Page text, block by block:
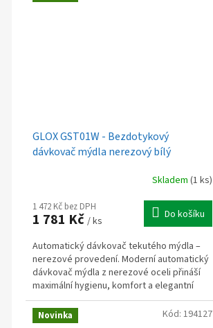
GLOX GST01W - Bezdotykový
dávkovač mýdla nerezový bílý
Skladem (1 ks)
1 472 Kč bez DPH
1 781 Kč / ks Do košíku
Automatický dávkovač tekutého mýdla –
nerezové provedení. Moderní automatický
dávkovač mýdla z nerezové oceli přináší
maximální hygienu, komfort a elegantní
design do každé...
Novinka Kód: 194127